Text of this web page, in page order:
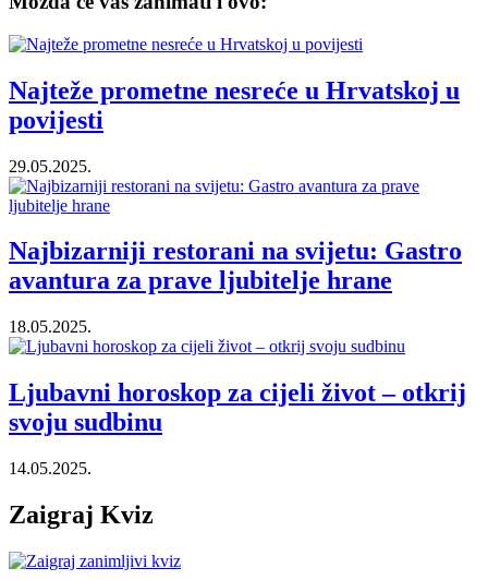
Najteže prometne nesreće u Hrvatskoj u
povijesti
29.05.2025.
Najbizarniji restorani na svijetu: Gastro
avantura za prave ljubitelje hrane
18.05.2025.
Ljubavni horoskop za cijeli život – otkrij
svoju sudbinu
14.05.2025.
Zaigraj Kviz